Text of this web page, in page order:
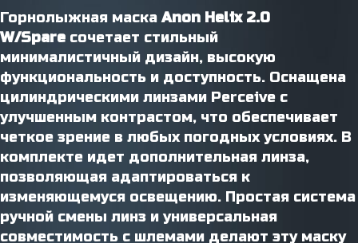
Горнолыжная маскаAnon Helix 2.0
W/Spare сочетает стильный
минималистичный дизайн, высокую
функциональность и доступность. Оснащена
цилиндрическими линзами Perceive с
улучшенным контрастом, что обеспечивает
четкое зрение в любых погодных условиях. В
комплекте идет дополнительная линза,
позволяющая адаптироваться к
изменяющемуся освещению. Простая система
ручной смены линз и универсальная
совместимость с шлемами делают эту маску